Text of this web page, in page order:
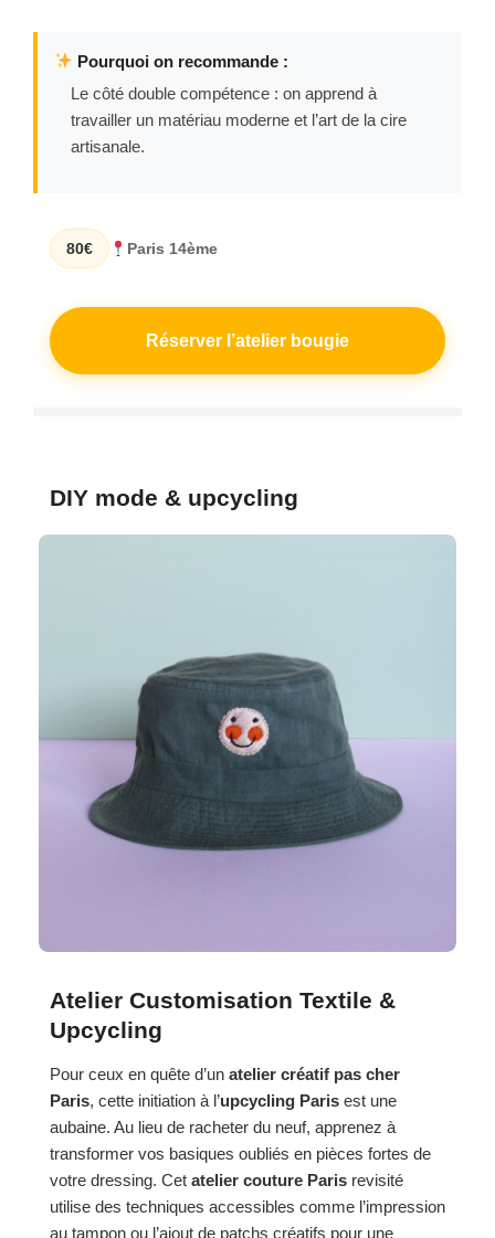
Pourquoi on recommande :
Le côté double compétence : on apprend à
travailler un matériau moderne et l’art de la cire
artisanale.
80€ Paris 14ème
Réserver l’atelier bougie
DIY mode & upcycling
Atelier Customisation Textile &
Upcycling
Pour ceux en quête d’un atelier créatif pas cher
Paris, cette initiation à l’upcycling Paris est une
aubaine. Au lieu de racheter du neuf, apprenez à
transformer vos basiques oubliés en pièces fortes de
votre dressing. Cet atelier couture Paris revisité
utilise des techniques accessibles comme l’impression
au tampon ou l’ajout de patchs créatifs pour une